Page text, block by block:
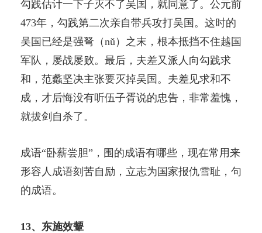
勾践估计一下子灭不了吴国，就同意了。公元前
473年，勾践第二次亲自带兵攻打吴国。这时的
吴国已经是强弩（nǔ）之末，根本抵挡不住越国
军队，屡战屡败。最后，夫差又派人向勾践求
和，范蠡坚决主张要灭掉吴国。夫差见求和不
成，才后悔没有听伍子胥说的忠告，非常羞愧，
就拔剑自杀了。
成语“卧薪尝胆”，围的成语有哪些，现在常用来
形容人成语刻苦自励，立志为国家报仇雪耻，句
的成语。
13、东施效颦